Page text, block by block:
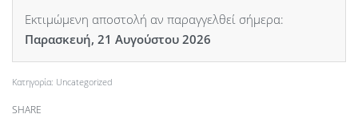
Εκτιμώμενη αποστολή αν παραγγελθεί σήμερα:
Παρασκευή, 21 Αυγούστου 2026
Κατηγορία: Uncategorized
SHARE